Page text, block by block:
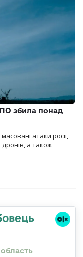
збила понад
атаки росії,
а також